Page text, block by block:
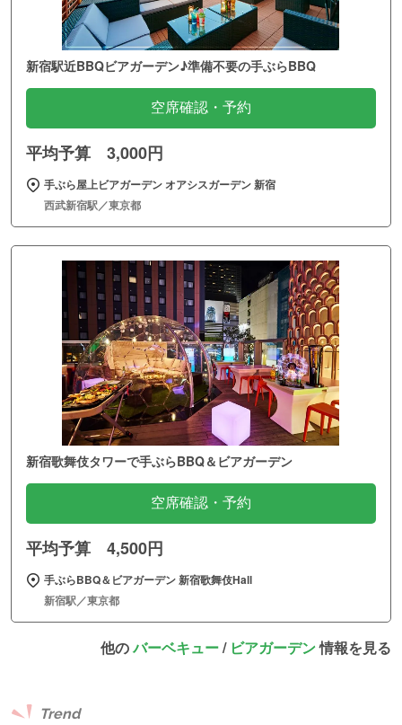
新宿駅近BBQビアガーデン♪準備不要の手ぶらBBQ
空席確認・予約
平均予算 3,000円
手ぶら屋上ビアガーデン オアシスガーデン 新宿
西武新宿駅／東京都
新宿歌舞伎タワーで手ぶらBBQ＆ビアガーデン
空席確認・予約
平均予算 4,500円
手ぶらBBQ＆ビアガーデン 新宿歌舞伎Hall
新宿駅／東京都
他のバーベキュー/ ビアガーデン情報を見る
Trend